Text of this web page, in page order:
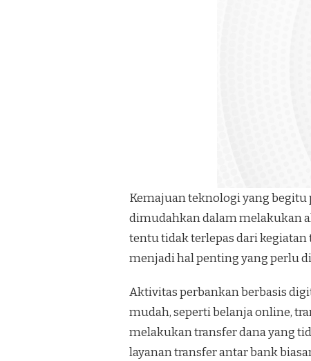
Kemajuan teknologi yang begitu
dimudahkan dalam melakukan
tentu tidak terlepas dari
menjadi hal penting yang perlu
Aktivitas perbankan berbasis
mudah, seperti belanja online,
melakukan transfer dana yang
layanan transfer antar bank